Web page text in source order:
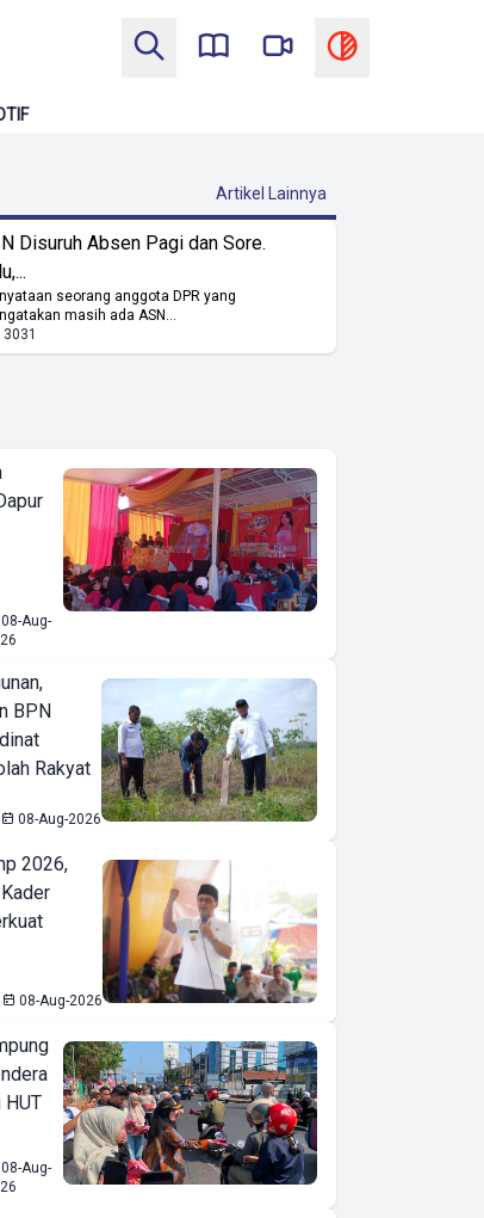
Artikel Lainnya
Disuruh Absen Pagi dan Sore.
seorang anggota DPR yang
masih ada ASN...
08-Aug-
BPN
Rakyat
08-Aug-2026
2026,
08-Aug-2026
08-Aug-